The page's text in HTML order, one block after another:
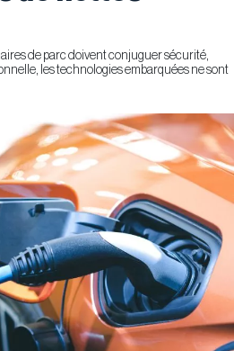
de parc doivent conjuguer sécurité,
les technologies embarquées ne sont